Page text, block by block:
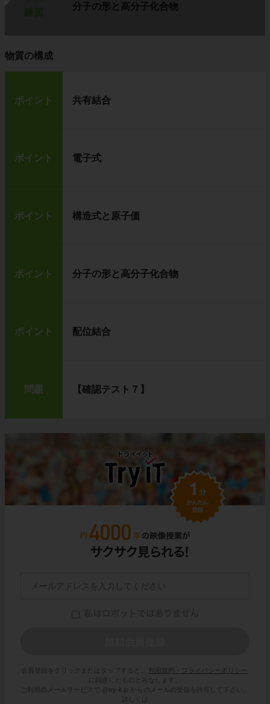
分子の形と高分子化合物
物質の構成
ポイント 共有結合
ポイント 電子式
ポイント 構造式と原子価
ポイント 分子の形と高分子化合物
ポイント 配位結合
問題 【確認テスト７】
会員登録をクリックまたはタップすると、
利用規約・プライバシーポリシー
に同意したものとみなします。
ご利用のメールサービスで @try-it.jp からのメールの受信を許可して下さい。
詳しくは